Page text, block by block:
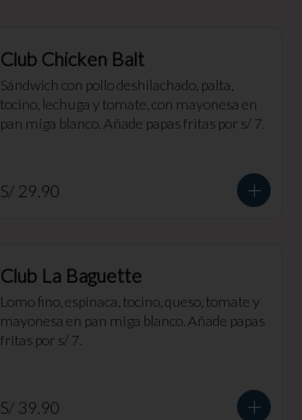
Club Chicken Balt
Sándwich con pollo deshilachado, palta,
tocino, lechuga y tomate, con mayonesa en
pan miga blanco. Añade papas fritas por s/ 7.
S/ 29.90
Club La Baguette
Lomo fino, espinaca, tocino, queso, tomate y
mayonesa en pan miga blanco. Añade papas
fritas por s/ 7.
S/ 39.90